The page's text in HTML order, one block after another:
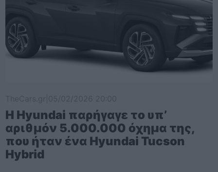
Η Hyundai παρήγαγε το υπ’
αριθμόν 5.000.000 όχημα της,
που ήταν ένα Hyundai Tucson
Hybrid